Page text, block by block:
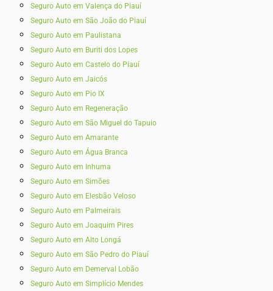
Seguro Auto em Valença do Piauí
Seguro Auto em São João do Piauí
Seguro Auto em Paulistana
Seguro Auto em Buriti dos Lopes
Seguro Auto em Castelo do Piauí
Seguro Auto em Jaicós
Seguro Auto em Pio IX
Seguro Auto em Regeneração
Seguro Auto em São Miguel do Tapuio
Seguro Auto em Amarante
Seguro Auto em Água Branca
Seguro Auto em Inhuma
Seguro Auto em Simões
Seguro Auto em Elesbão Veloso
Seguro Auto em Palmeirais
Seguro Auto em Joaquim Pires
Seguro Auto em Alto Longá
Seguro Auto em São Pedro do Piauí
Seguro Auto em Demerval Lobão
Seguro Auto em Simplício Mendes